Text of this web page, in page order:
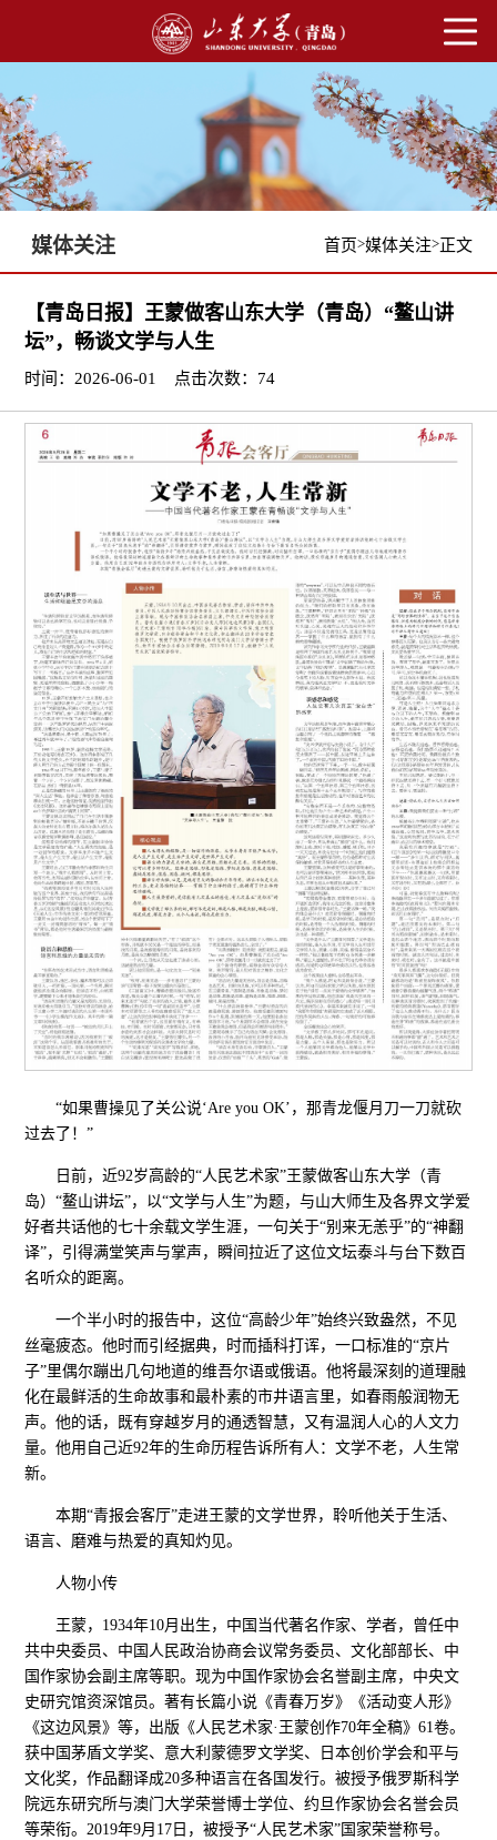
媒体关注 首页>媒体关注>正文
【青岛日报】王蒙做客山东大学（青岛）“鳌山讲
坛”，畅谈文学与人生
时间：2026-06-01 点击次数： 74
“如果曹操见了关公说‘Are you OK’，那青龙偃月刀一刀就砍
过去了！”
日前，近92岁高龄的“人民艺术家”王蒙做客山东大学（青
岛）“鳌山讲坛”，以“文学与人生”为题，与山大师生及各界文学爱
好者共话他的七十余载文学生涯，一句关于“别来无恙乎”的“神翻
译”，引得满堂笑声与掌声，瞬间拉近了这位文坛泰斗与台下数百
名听众的距离。
一个半小时的报告中，这位“高龄少年”始终兴致盎然，不见
丝毫疲态。他时而引经据典，时而插科打诨，一口标准的“京片
子”里偶尔蹦出几句地道的维吾尔语或俄语。他将最深刻的道理融
化在最鲜活的生命故事和最朴素的市井语言里，如春雨般润物无
声。他的话，既有穿越岁月的通透智慧，又有温润人心的人文力
量。他用自己近92年的生命历程告诉所有人：文学不老，人生常
新。
本期“青报会客厅”走进王蒙的文学世界，聆听他关于生活、
语言、磨难与热爱的真知灼见。
人物小传
王蒙，1934年10月出生，中国当代著名作家、学者，曾任中
共中央委员、中国人民政治协商会议常务委员、文化部部长、中
国作家协会副主席等职。现为中国作家协会名誉副主席，中央文
史研究馆资深馆员。著有长篇小说《青春万岁》《活动变人形》
《这边风景》等，出版《人民艺术家·王蒙创作70年全稿》61卷。
获中国茅盾文学奖、意大利蒙德罗文学奖、日本创价学会和平与
文化奖，作品翻译成20多种语言在各国发行。被授予俄罗斯科学
院远东研究所与澳门大学荣誉博士学位、约旦作家协会名誉会员
等荣衔。2019年9月17日，被授予“人民艺术家”国家荣誉称号。